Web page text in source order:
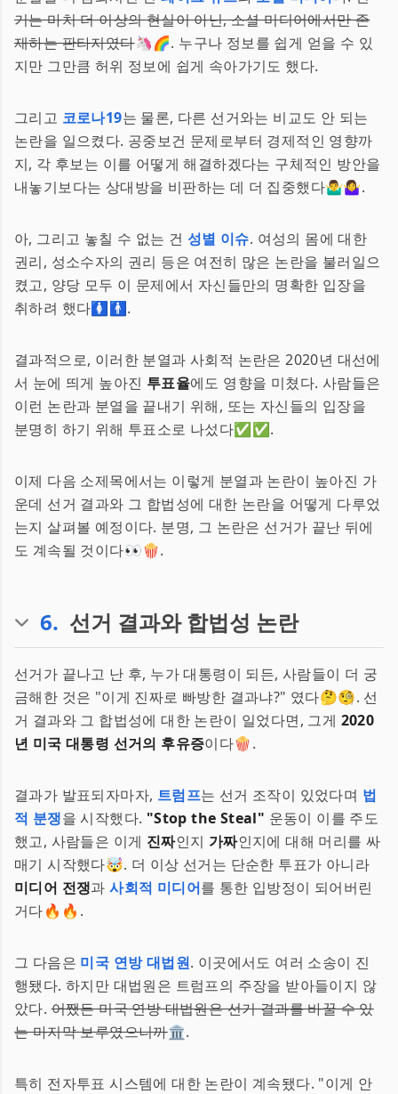
거는 마치 더 이상의 현실이 아닌, 소셜 미디어에서만 존
재하는 판타지였다🦄🌈. 누구나 정보를 쉽게 얻을 수 있
지만 그만큼 허위 정보에 쉽게 속아가기도 했다.
그리고 코로나19는 물론, 다른 선거와는 비교도 안 되는
논란을 일으켰다. 공중보건 문제로부터 경제적인 영향까
지, 각 후보는 이를 어떻게 해결하겠다는 구체적인 방안을
내놓기보다는 상대방을 비판하는 데 더 집중했다🤷‍♂️🤷‍♀️.
아, 그리고 놓칠 수 없는 건 성별 이슈. 여성의 몸에 대한
권리, 성소수자의 권리 등은 여전히 많은 논란을 불러일으
켰고, 양당 모두 이 문제에서 자신들만의 명확한 입장을
취하려 했다🚺🚹.
결과적으로, 이러한 분열과 사회적 논란은 2020년 대선에
서 눈에 띄게 높아진 투표율에도 영향을 미쳤다. 사람들은
이런 논란과 분열을 끝내기 위해, 또는 자신들의 입장을
분명히 하기 위해 투표소로 나섰다✅✅.
이제 다음 소제목에서는 이렇게 분열과 논란이 높아진 가
운데 선거 결과와 그 합법성에 대한 논란을 어떻게 다루었
는지 살펴볼 예정이다. 분명, 그 논란은 선거가 끝난 뒤에
도 계속될 것이다👀🍿.
6. 선거 결과와 합법성 논란
선거가 끝나고 난 후, 누가 대통령이 되든, 사람들이 더 궁
금해한 것은 "이게 진짜로 빠방한 결과냐?" 였다🤔🧐. 선
거 결과와 그 합법성에 대한 논란이 일었다면, 그게 2020
년 미국 대통령 선거의 후유증이다🍿.
결과가 발표되자마자, 트럼프는 선거 조작이 있었다며 법
적 분쟁을 시작했다. "Stop the Steal" 운동이 이를 주도
했고, 사람들은 이게 진짜인지 가짜인지에 대해 머리를 싸
매기 시작했다🤯. 더 이상 선거는 단순한 투표가 아니라
미디어 전쟁과사회적 미디어를 통한 입방정이 되어버린
거다🔥🔥.
그 다음은 미국 연방 대법원. 이곳에서도 여러 소송이 진
행됐다. 하지만 대법원은 트럼프의 주장을 받아들이지 않
았다.어쨌든 미국 연방 대법원은 선거 결과를 바꿀 수 있
는 마지막 보루였으니까🏛️.
특히 전자투표 시스템에 대한 논란이 계속됐다. "이게 안